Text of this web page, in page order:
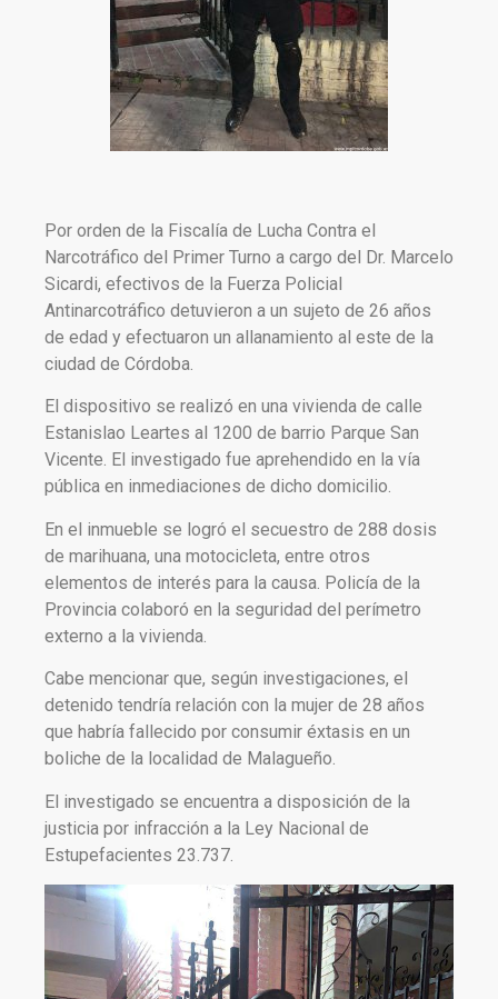
Por orden de la Fiscalía de Lucha Contra el
Narcotráfico del Primer Turno a cargo del Dr. Marcelo
Sicardi, efectivos de la Fuerza Policial
Antinarcotráfico detuvieron a un sujeto de 26 años
de edad y efectuaron un allanamiento al este de la
ciudad de Córdoba.
El dispositivo se realizó en una vivienda de calle
Estanislao Leartes al 1200 de barrio Parque San
Vicente. El investigado fue aprehendido en la vía
pública en inmediaciones de dicho domicilio.
En el inmueble se logró el secuestro de 288 dosis
de marihuana, una motocicleta, entre otros
elementos de interés para la causa. Policía de la
Provincia colaboró en la seguridad del perímetro
externo a la vivienda.
Cabe mencionar que, según investigaciones, el
detenido tendría relación con la mujer de 28 años
que habría fallecido por consumir éxtasis en un
boliche de la localidad de Malagueño.
El investigado se encuentra a disposición de la
justicia por infracción a la Ley Nacional de
Estupefacientes 23.737.